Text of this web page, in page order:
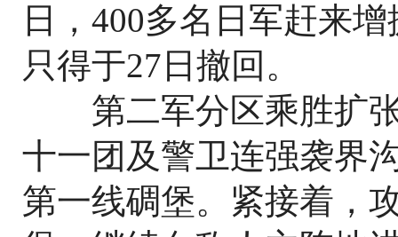
日，400多名日军赶来
只得于27日撤回。
第二军分区乘胜扩张
十一团及警卫连强袭界
第一线碉堡。紧接着，